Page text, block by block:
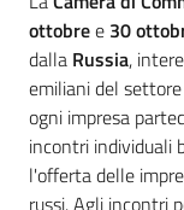
ottobree 30
dalla Russia,
emiliani del settore
ogni impresa
incontri individuali
l'offerta delle
russi. Agli incontri